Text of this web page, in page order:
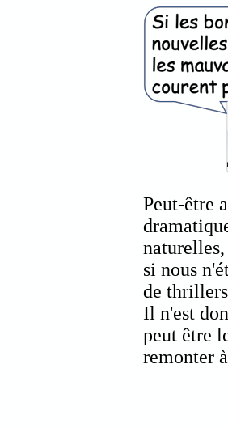
Peut-être
si nous
de
Il n'est
peut être
remonter